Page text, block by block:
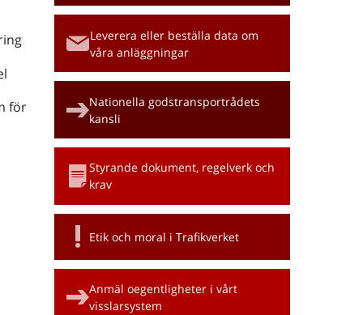
för
Leverera eller beställa data om
våra anläggningar
Nationella godstransportrådets
kansli
Styrande dokument, regelverk och
krav
Etik och moral i Trafikverket
Anmäl oegentligheter i vårt
visslarsystem